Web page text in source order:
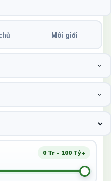
Môi giới
0 Tr - 100 Tỷ+